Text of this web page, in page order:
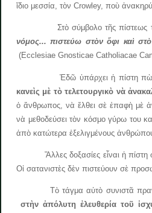
ἴδιο μεσσία, τὸν Crowley, ποὺ
Στὸ σύμβολο τῆς πίστεως
νόμος... πιστεύω στὸν ὄφι καὶ
(Ecclesiae Gnosticae Catholiacae
Ἐδῶ ὑπάρχει ἡ πίστη
κανεὶς μὲ τὸ τελετουργικὸ νὰ
ὁ ἄνθρωπος, νὰ ἔλθει σὲ ἐπαφὴ μὲ
νὰ μεθοδεύσει τὸν κόσμο γύρω του
ἀπὸ κατώτερα ἐξελιγμένους
Ἄλλες δοξασίες εἶναι ἡ πίστη
Οἱ σατανιστὲς δὲν πιστεύουν σὲ
Τὸ τάγμα αὐτὸ συνιστᾶ
στὴν ἀπόλυτη ἐλευθερία τοῦ